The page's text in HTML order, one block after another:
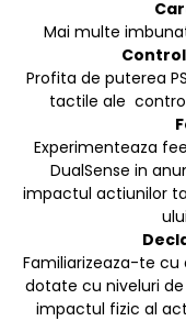
Mai multe
Profita de puterea
tactile ale
Experimenteaza
DualSense in
impactul actiunilor
Familiarizeaza-te
dotate cu niveluri
impactul fizic al